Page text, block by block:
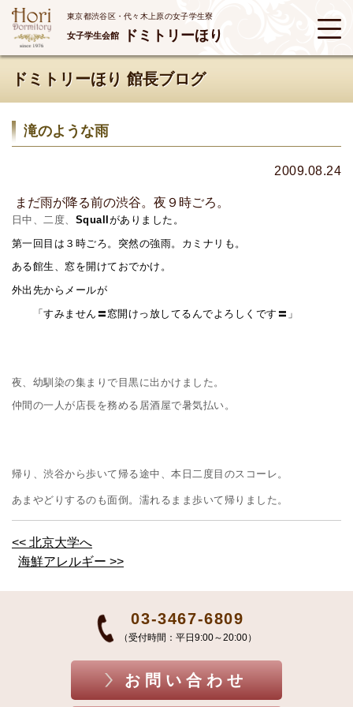
東京都渋谷区・代々木上原の女子学生寮
女子学生会館 ドミトリーほり
ドミトリーほり 館長ブログ
滝のような雨
2009.08.24
まだ雨が降る前の渋谷。夜９時ごろ。
日中、二度、 Squall がありました。
第一回目は３時ごろ。突然の強雨。カミナリも。
ある館生、窓を開けておでかけ。
外出先からメールが
「すみません〓窓開けっ放してるんでよろしくです〓」
夜、幼馴染の集まりで目黒に出かけました。
仲間の一人が店長を務める居酒屋で暑気払い。
帰り、渋谷から歩いて帰る途中、本日二度目のスコーレ。
あまやどりするのも面倒。濡れるまま歩いて帰りました。
<< 北京大学へ
海鮮アレルギー >>
03-3467-6809
（受付時間：平日9:00～20:00）
お問い合わせ